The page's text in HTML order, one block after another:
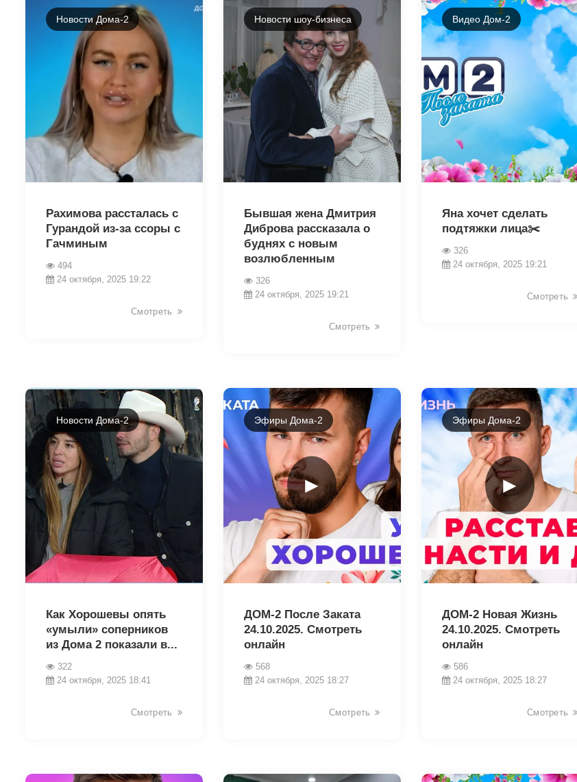
Новости Дома-2
Рахимова рассталась с
Гурандой из-за ссоры с
Гачминым
494
24 октября, 2025 19:22
Смотреть
Новости шоу-бизнеса
Бывшая жена Дмитрия
Диброва рассказала о
буднях с новым
возлюбленным
326
24 октября, 2025 19:21
Смотреть
Видео Дом-2
Яна хочет сделать
подтяжки лица✂️
326
24 октября, 2025 19:21
Смотреть
Новости Дома-2
Как Хорошевы опять
«умыли» соперников
из Дома 2 показали в...
322
24 октября, 2025 18:41
Смотреть
►
Эфиры Дома-2
ДОМ-2 После Заката
24.10.2025. Смотреть
онлайн
568
24 октября, 2025 18:27
Смотреть
►
Эфиры Дома-2
ДОМ-2 Новая Жизнь
24.10.2025. Смотреть
онлайн
586
24 октября, 2025 18:27
Смотреть